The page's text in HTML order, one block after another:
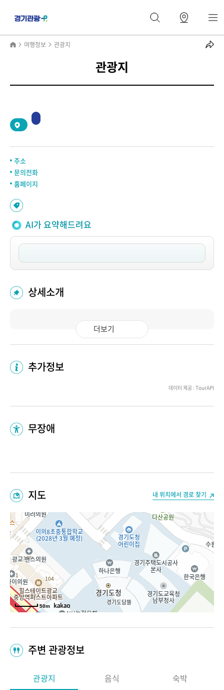
여행정보 관광지
관광지
주소
문의전화
홈페이지
AI가 요약해드려요
상세소개
더보기
추가정보
데이터 제공 : TourAPI
무장애
지도 내 위치에서 경로 찾기
50m
주변 관광정보
관광지 음식 숙박